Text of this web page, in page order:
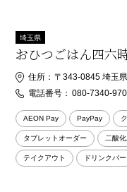
埼玉県
おひつごはん四六
住所： 〒343-0845 埼玉
電話番号： 080-7340-
AEON Pay PayPay
タブレットオーダー 二酸
テイクアウト ドリンクバー